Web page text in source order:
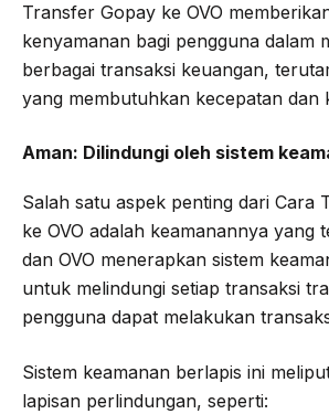
Transfer Gopay ke OVO
kenyamanan bagi pengguna dalam
berbagai transaksi keuangan,
yang membutuhkan kecepatan dan
Aman: Dilindungi oleh sistem
Salah satu aspek penting dari Cara
ke OVO adalah keamanannya yang
dan OVO menerapkan sistem
untuk melindungi setiap transaksi
pengguna dapat melakukan
Sistem keamanan berlapis ini
lapisan perlindungan, seperti: